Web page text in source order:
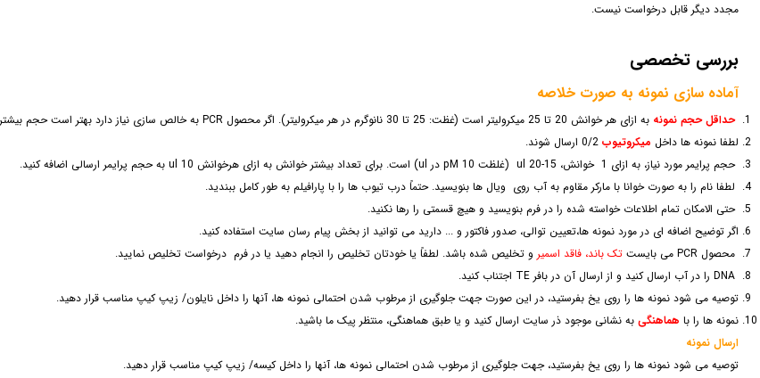
مجدد دیگر قابل درخواست نیست.
بررسی تخصصی
آماده سازی نمونه به صورت خلاصه
حداقل حجم نمونه به ازای هر خوانش 20 تا 25 میکرولیتر است (غظت: 25 تا 30 نانوگرم در هر میکرولیتر). اگر محصول PCR به خالص سازی نیاز دارد بهتر است حجم بیشتری لحاظ گردد.
لطفا نمونه ها داخل میکروتیوب
حجم پرایمر مورد نیاز، به ازای 1 خوانش، ul 20-15 (غلظت pM 10 در ul) است. برای تعداد بیشتر خوانش به ازای هرخوانش ul 10 به حجم پرایمر ارسالی اضافه کنید.
لطفا نام را به صورت خوانا با مارکر مقاوم به آب روی ویال ها بنویسید. حتماً درب تیوب ها را با پارافیلم به طور کامل ببندید.
حتی الامکان تمام اطلاعات خواسته شده را در فرم بنویسید و هیچ قسمتی را رها نکنید.
اگر توضیح اضافه ای در مورد نمونه ها،تعیین توالی، صدور فاکتور و ... دارید می توانید از بخش پیام رسان سایت استفاده کنید.
محصول PCR می بایست
تک باند، فاقد اسمیر و تخلیص شده باشد. لطفاً یا خودتان تخلیص را انجام دهید یا در فرم درخواست تخلیص نمایید.
توصیه می شود نمونه ها را روی یخ بفرستید، در این صورت جهت جلوگیری از مرطوب شدن احتمالی نمونه ها، آنها را داخل نایلون/ زیپ کیپ مناسب قرار دهید.
نمونه ها را با هماهنگی به نشانی موجود ذر سایت ارسال کنید و یا طبق هماهنگی، منتظر پیک ما باشید.
ارسال نمونه
توصیه می شود نمونه ها را روی یخ بفرستید، جهت جلوگیری از مرطوب شدن احتمالی نمونه ها، آنها را داخل کیسه/ زیپ کیپ مناسب قرار دهید.